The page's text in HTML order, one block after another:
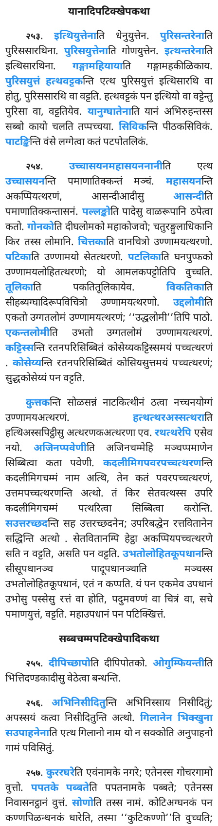
यानादिपटिक्खेपकथा
२५३.इत्थियुत्तेनाति धेनुयुत्तेन. पुरिसन्तरेनाति
पुरिससारथिना. पुरिसयुत्तेनाति गोणयुत्तेन. इत्थन्तरेनाति
इत्थिसारथिना. गङ्गामहियायाति गङ्गामहकीळिकाय.
पुरिसयुत्तं हत्थवट्टकन्ति एत्थ पुरिसयुत्तं इत्थिसारथि वा
होतु, पुरिससारथि वा वट्टति. हत्थवट्टकं पन इत्थियो वा वट्टेन्तु
पुरिसा वा, वट्टतियेव. यानुग्घातेनाति यानं अभिरुहन्तस्स
सब्बो कायो चलति तप्पच्चया.सिविकन्ति पीठकसिविकं.
पाटङ्किन्ति वंसे लग्गेत्वा कतं पटपोतलिकं.
२५४.उच्चासयनमहासयननानीति एत्थ
उच्चासयनन्ति पमाणातिक्कन्तं मञ्चं. महासयनन्ति
अकप्पियत्थरणं, आसन्दीआदीसु आसन्दीति
पमाणातिक्कन्तासनं. पल्लङ्कोति पादेसु वाळरूपानि ठपेत्वा
कतो. गोनकोति दीघलोमको महाकोजवो; चतुरङ्गुलाधिकानि
किर तस्स लोमानि.चित्तकाति वानचित्रो उण्णामयत्थरणो.
पटिकाति उण्णामयो सेतत्थरणो. पटलिकाति घनपुप्फको
उण्णामयलोहितत्थरणो; यो आमलकपट्टोतिपि वुच्चति.
तूलिकाति पकतितूलिकायेव. विकतिकाति
सीहब्यग्घादिरूपविचित्रो उण्णामयत्थरणो. उद्दलोमीति
एकतो उग्गतलोमं उण्णामयत्थरणं; ‘‘उद्धलोमी’’तिपि पाठो.
एकन्तलोमीति उभतो उग्गतलोमं उण्णामयत्थरणं.
कट्टिस्सन्ति रतनपरिसिब्बितं कोसेय्यकट्टिस्समयं पच्चत्थरणं
.कोसेय्यन्ति रतनपरिसिब्बितं कोसियसुत्तमयं पच्चत्थरणं;
सुद्धकोसेय्यं पन वट्टति.
कुत्तकन्ति सोळसन्नं नाटकित्थीनं ठत्वा नच्चनयोग्गं
उण्णामयअत्थरणं. हत्थत्थरअस्सत्थराति
हत्थिअस्सपिट्ठीसु अत्थरणकअत्थरणा एव.रथत्थरेपिएसेव
नयो.अजिनप्पवेणीति अजिनचम्मेहि मञ्चप्पमाणेन
सिब्बित्वा कता पवेणी. कदलीमिगपवरपच्चत्थरणन्ति
कदलीमिगचम्मं नाम अत्थि, तेन कतं पवरपच्चत्थरणं,
उत्तमपच्चत्थरणन्ति अत्थो. तं किर सेतवत्थस्स उपरि
कदलीमिगचम्मं पत्थरित्वा सिब्बित्वा करोन्ति.
सउत्तरच्छदन्ति सह उत्तरच्छदनेन; उपरिबद्धेन रत्तवितानेन
सद्धिन्ति अत्थो . सेतवितानम्पि हेट्ठा अकप्पियपच्चत्थरणे
सति न वट्टति, असति पन वट्टति. उभतोलोहितकूपधानन्ति
सीसूपधानञ्च पादूपधानञ्चाति मञ्चस्स
उभतोलोहितकूपधानं, एतं न कप्पति. यं पन एकमेव उपधानं
उभोसु पस्सेसु रत्तं वा होति, पदुमवण्णं वा चित्रं वा, सचे
पमाणयुत्तं, वट्टति. महाउपधानं पन पटिक्खित्तं.
सब्बचम्मपटिक्खेपादिकथा
२५५. दीपिच्छापोति दीपिपोतको. ओगुम्फियन्तीति
भित्तिदण्डकादीसु वेठेत्वा बन्धन्ति.
२५६.अभिनिसीदितुन्ति अभिनिस्साय निसीदितुं;
अपस्सयं कत्वा निसीदितुन्ति अत्थो.गिलानेन भिक्खुना
सउपाहनेनाति एत्थ गिलानो नाम यो न सक्कोति अनुपाहनो
गामं पविसितुं.
२५७.कुररघरेति एवंनामके नगरे; एतेनस्स गोचरगामो
वुत्तो.पपतके पब्बतेति पपतनामके पब्बते; एतेनस्स
निवासनट्ठानं वुत्तं. सोणोति तस्स नामं. कोटिअग्घनकं पन
कण्णपिळन्धनकं धारेति, तस्मा ‘‘कुटिकण्णो’’ति वुच्चति;